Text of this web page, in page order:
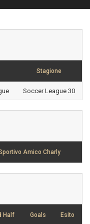
Stagione
Soccer League 30
Amico Charly
Half Goals Esito